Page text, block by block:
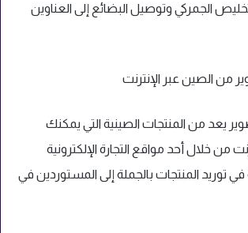
الجمركي وتوصيل البضائع إلى العناوين
يعد من المنتجات الصينية التي يمكنك
من خلال أحد مواقع التجارة الإلكترونية
توريد المنتجات بالجملة إلى المستوردين في